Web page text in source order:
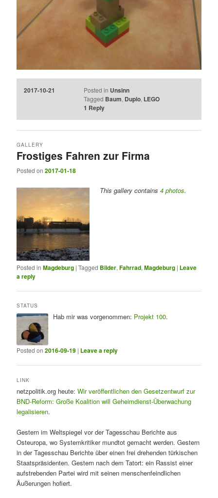
2017-10-21 Posted in Unsinn
Tagged Baum, Duplo, LEGO
1 Reply
Frostiges Fahren zur Firma
GALLERY
Posted on2017-01-18
This gallery contains4 photos.
Posted in Magdeburg |Tagged Bilder,Fahrrad,Magdeburg | Leave
a reply
STATUS
Hab mir was vorgenommen: Projekt 100.
Posted on2016-09-19 | Leave a reply
LINK
netzpolitik.org heute:Wir veröffentlichen den Gesetzentwurf zur
BND-Reform: Große Koalition will Geheimdienst-Überwachung
legalisieren.
Gestern im Weltspiegel vor der Tagesschau Berichte aus
Osteuropa, wo Systemkritiker mundtot gemacht werden. Gestern
in der Tagesschau Berichte über einen frei drehenden türkischen
Staatspräsidenten. Gestern nach dem Tatort: ein Rassist einer
aufstrebenden Partei wird mit seinen menschenfeindlichen
Äußerungen hofiert.